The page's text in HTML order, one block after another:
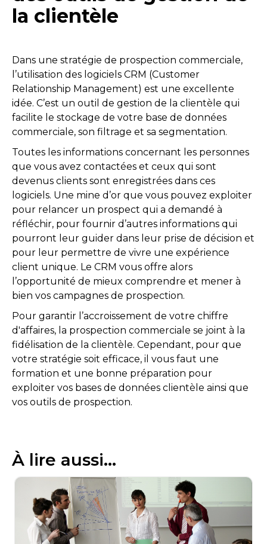
la clientèle
Dans une stratégie de prospection commerciale,
l’utilisation des logiciels CRM (Customer
Relationship Management) est une excellente
idée. C’est un outil de gestion de la clientèle qui
facilite le stockage de votre base de données
commerciale, son filtrage et sa segmentation.
Toutes les informations concernant les personnes
que vous avez contactées et ceux qui sont
devenus clients sont enregistrées dans ces
logiciels. Une mine d’or que vous pouvez exploiter
pour relancer un prospect qui a demandé à
réfléchir, pour fournir d’autres informations qui
pourront leur guider dans leur prise de décision et
pour leur permettre de vivre une expérience
client unique. Le CRM vous offre alors
l’opportunité de mieux comprendre et mener à
bien vos campagnes de prospection.
Pour garantir l’accroissement de votre chiffre
d'affaires, la prospection commerciale se joint à la
fidélisation de la clientèle. Cependant, pour que
votre stratégie soit efficace, il vous faut une
formation et une bonne préparation pour
exploiter vos bases de données clientèle ainsi que
vos outils de prospection.
À lire aussi...